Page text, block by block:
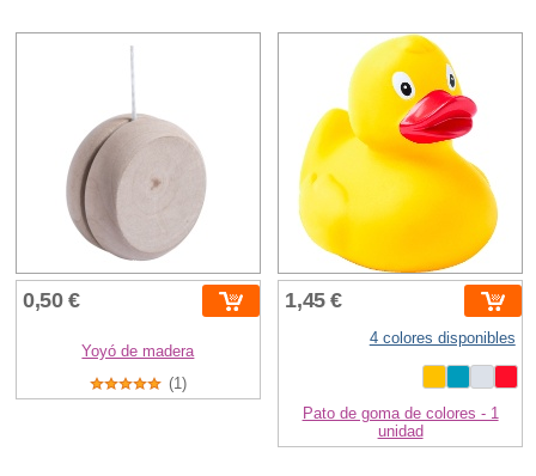
0,50 €
Yoyó de madera
(1)
1,45 €
4 colores disponibles
Pato de goma de colores - 1
unidad